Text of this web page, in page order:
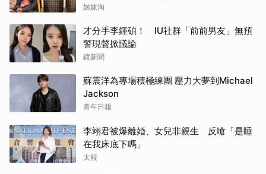
姊妹淘
才分手李鍾碩！ IU社群「前前男友」無預
警現聲掀議論
鏡新聞
蘇震洋為專場積極練團 壓力大夢到Michael
Jackson
青年日報
李翊君被爆離婚、女兒非親生 反嗆「是睡
在我床底下嗎」
太報